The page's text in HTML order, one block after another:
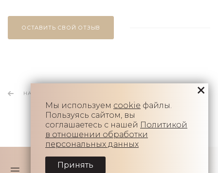
ОСТАВИТЬ СВОЙ ОТЗЫВ
НАЗАД К СПИСКУ
Мы используем cookie файлы.
Пользуясь сайтом, вы
соглашаетесь с нашей Политикой
в отношении обработки
персональных данных
Принять